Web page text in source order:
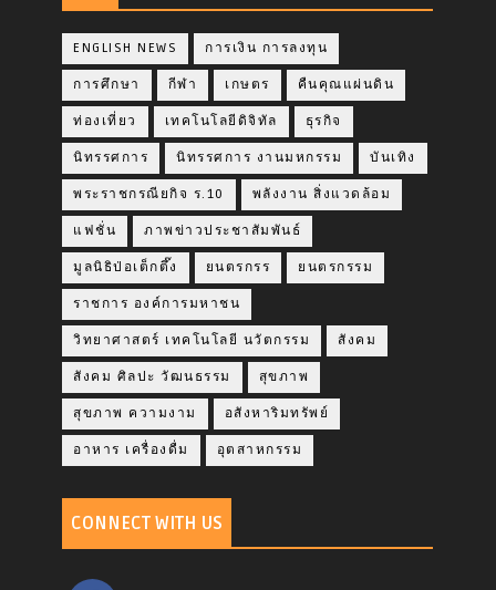
ENGLISH NEWS การเงิน การลงทุน
การศึกษา กีฬา เกษตร คืนคุณแผ่นดิน
ท่องเที่ยว เทคโนโลยีดิจิทัล ธุรกิจ
นิทรรศการ นิทรรศการ งานมหกรรม บันเทิง
พระราชกรณียกิจ ร.10 พลังงาน สิ่งแวดล้อม
แฟชั่น ภาพข่าวประชาสัมพันธ์
มูลนิธิป่อเต็กตึ๊ง ยนตรกรร ยนตรกรรม
ราชการ องค์การมหาชน
วิทยาศาสตร์ เทคโนโลยี นวัตกรรม สังคม
สังคม ศิลปะ วัฒนธรรม สุขภาพ
สุขภาพ ความงาม อสังหาริมทรัพย์
อาหาร เครื่องดื่ม อุตสาหกรรม
CONNECT WITH US